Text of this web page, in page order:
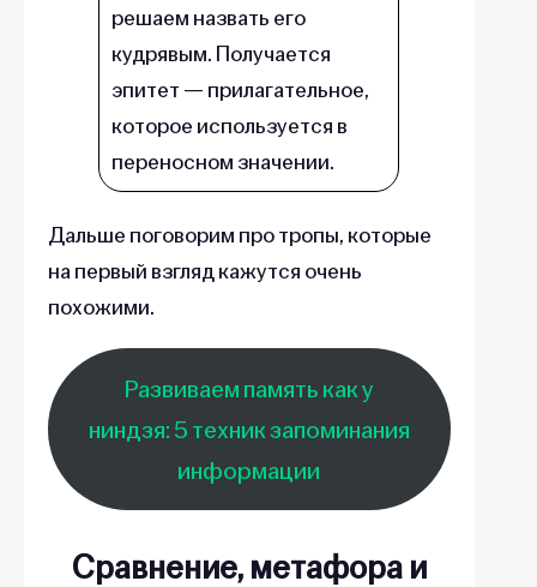
решаем назвать его
кудрявым. Получается
эпитет — прилагательное,
которое используется в
переносном значении.
Дальше поговорим про тропы, которые
на первый взгляд кажутся очень
похожими.
Развиваем память как у
ниндзя: 5 техник запоминания
информации
Сравнение, метафора и